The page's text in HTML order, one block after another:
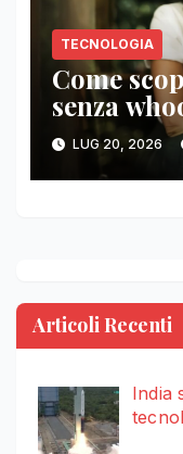
TECNOLOGIA
Come
senza
LUG 20, 2026
Articoli Recenti
India